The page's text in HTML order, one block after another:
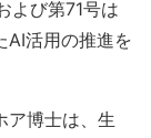
よび第71号は
AI活用の推進を
ア博士は、生